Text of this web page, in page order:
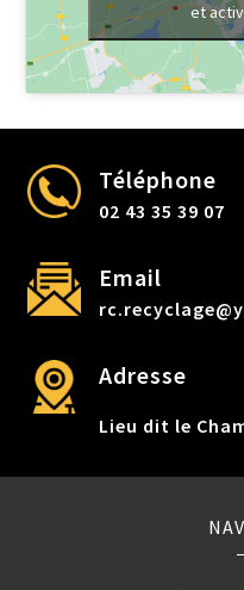
et
Téléphone
02 43 35 39 07
Email
Adresse
Lieu dit le